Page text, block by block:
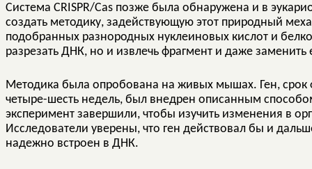
Система CRISPR/Cas позже была обнаружена и в
создать методику, задействующую этот природный
подобранных разнородных нуклеиновых кислот и
разрезать ДНК, но и извлечь фрагмент и даже заменить
Методика была опробована на живых мышах. Ген, срок
четыре-шесть недель, был внедрен описанным
эксперимент завершили, чтобы изучить изменения в
Исследователи уверены, что ген действовал бы и
надежно встроен в ДНК.